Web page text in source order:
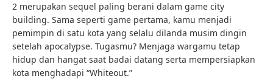
2 merupakan sequel paling berani dalam game city
building. Sama seperti game pertama, kamu menjadi
pemimpin di satu kota yang selalu dilanda musim dingin
setelah apocalypse. Tugasmu? Menjaga wargamu tetap
hidup dan hangat saat badai datang serta mempersiapkan
kota menghadapi “Whiteout.”